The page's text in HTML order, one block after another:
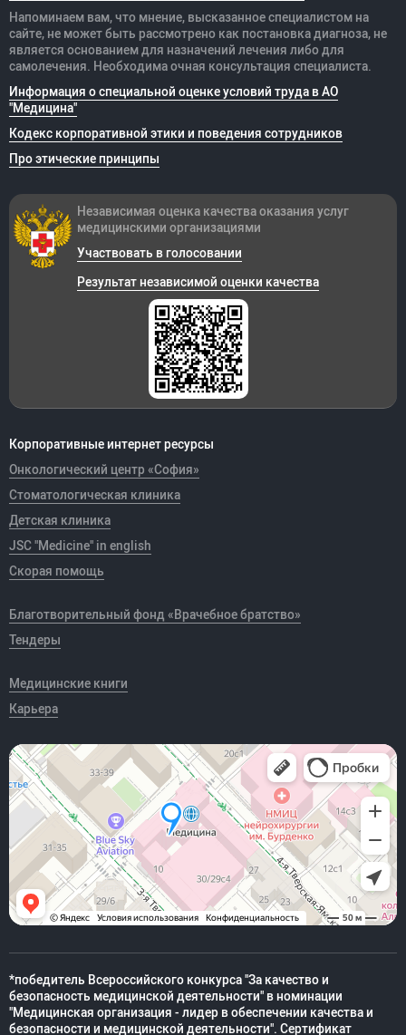
Напоминаем вам, что мнение, высказанное специалистом на
сайте, не может быть рассмотрено как постановка диагноза, не
является основанием для назначений лечения либо для
самолечения. Необходима очная консультация специалиста.
Информация о специальной оценке условий труда в АО
"Медицина"
Кодекс корпоративной этики и поведения сотрудников
Про этические принципы
Корпоративные интернет ресурсы
Онкологический центр «София»
Стоматологическая клиника
Детская клиника
JSC "Medicine" in english
Скорая помощь
Благотворительный фонд «Врачебное братство»
Тендеры
Медицинские книги
Карьера
Независимая оценка качества оказания услуг
медицинскими организациями
Участвовать в голосовании
Результат независимой оценки качества
*победитель Всероссийского конкурса "За качество и
безопасность медицинской деятельности" в номинации
"Медицинская организация - лидер в обеспечении качества и
безопасности и медицинской деятельности". Сертификат